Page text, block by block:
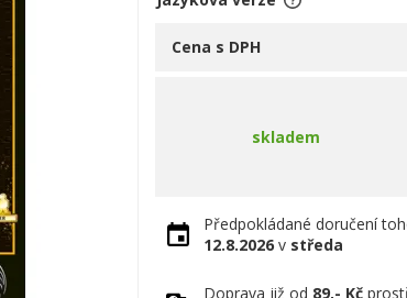
Cena s DPH
skladem
Předpokládané doručení
12.8.2026 v středa
Doprava již od 89,- Kč